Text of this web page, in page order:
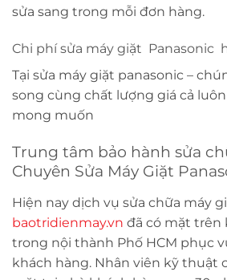
sửa sang trong mỗi đơn hàng.
Chi phí sửa máy giặt Panasonic
Tại sửa máy giặt panasonic –
song cùng chất lượng giá cả
mong muốn
Trung tâm bảo hành sửa
Chuyên Sửa Máy Giặt
Hiện nay dịch vụ sửa chữa máy
baotridienmay.vn đã có mặt trên
trong nội thành Phố HCM phục
khách hàng. Nhân viên kỹ thuật